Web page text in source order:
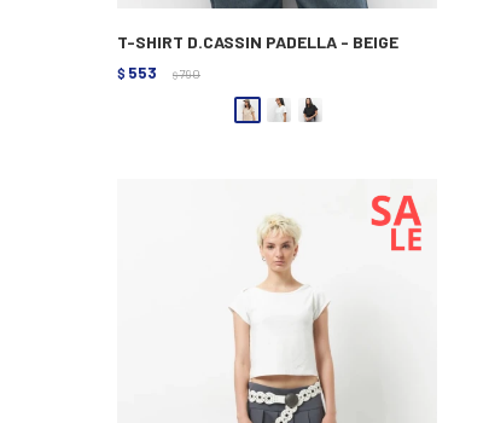
T-SHIRT D.CASSIN PADELLA - BEIGE
$ 553 $ 790